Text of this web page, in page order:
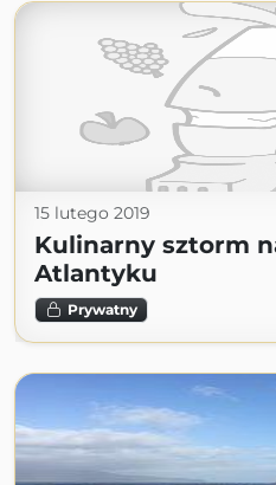
15 lutego 2019
Kulinarny sztorm
Atlantyku
Prywatny